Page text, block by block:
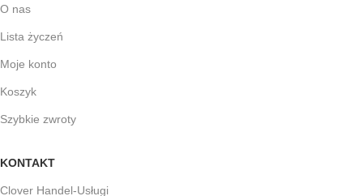
O nas
Lista życzeń
Moje konto
Koszyk
Szybkie zwroty
KONTAKT
Clover Handel-Usługi